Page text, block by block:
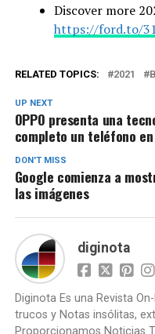
Discover more
https://ford.to/
RELATED TOPICS: 2021
UP NEXT
OPPO presenta una
completo un teléfono
DON'T MISS
Google comienza a
las imágenes
diginota
Diginota Es una Revista
trucos y Notas insólitas,
Proporcionamos Noticias